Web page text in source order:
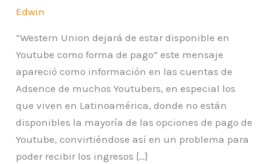
Edwin
“Western Union dejará de estar disponible en
Youtube como forma de pago” este mensaje
apareció como información en las cuentas de
Adsence de muchos Youtubers, en especial los
que viven en Latinoamérica, donde no están
disponibles la mayoría de las opciones de pago de
Youtube, convirtiéndose así en un problema para
poder recibir los ingresos […]